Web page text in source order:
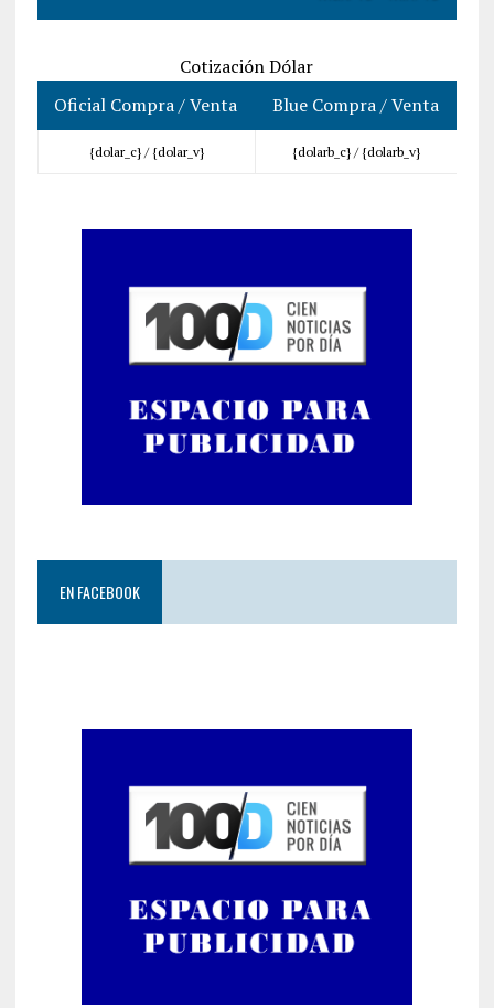
Cotización Dólar
Oficial Compra / Venta
Blue Compra / Venta
{dolar_c} / {dolar_v} {dolarb_c} / {dolarb_v}
EN FACEBOOK